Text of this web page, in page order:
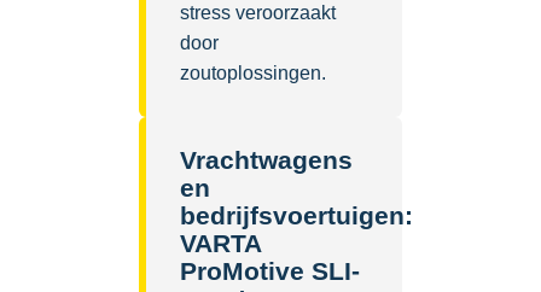
stress veroorzaakt
door
zoutoplossingen.
Vrachtwagens
en
bedrijfsvoertuigen:
VARTA
ProMotive SLI-